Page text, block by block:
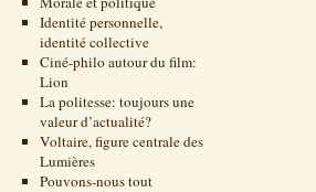
Identité personnelle,
identité collective
Ciné-philo autour du film:
Lion
La politesse: toujours une
valeur d’actualité?
Voltaire, figure centrale des
Lumières
Pouvons-nous tout